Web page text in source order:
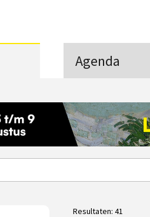
Agenda
Resultaten: 41